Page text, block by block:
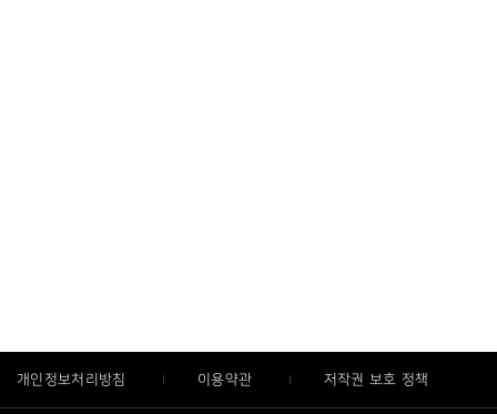
개인정보처리방침 이용약관 저작권 보호 정책